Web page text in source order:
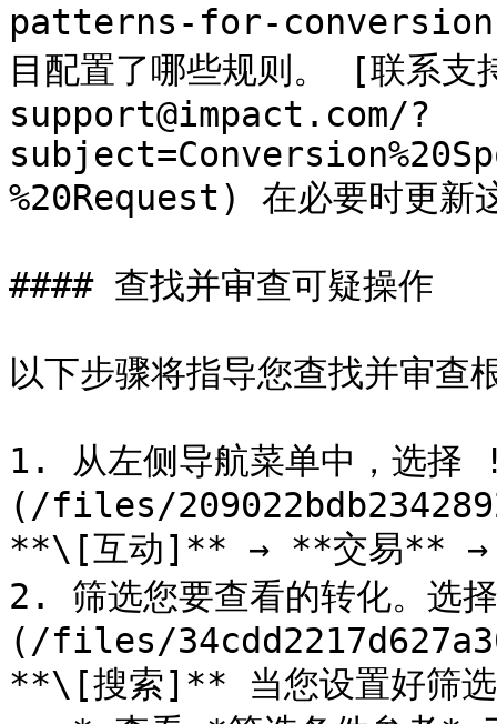
patterns-for-conversion-
目配置了哪些规则。 [联
support@impact.com/?
%20Request) 在必要时更新
#### 查找并审查可疑操作
以下步骤将指导您查找并审查
1. 从左侧导航菜单中，选
(/files/
**\[互动]** → **交易** →
2. 筛选您要查看的转化。
(/files/
**\[搜索]** 当您设置好筛选